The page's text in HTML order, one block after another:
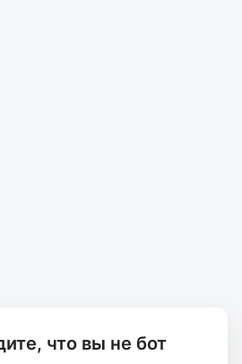
что вы не бот